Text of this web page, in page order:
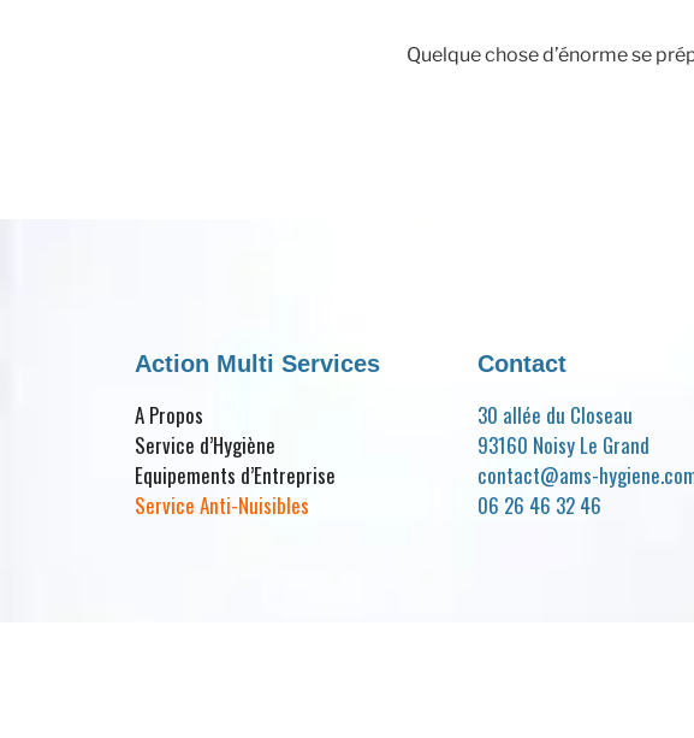
Quelque chose d’énorme se
Action Multi Services
A Propos
Service d’Hygiène
Equipements d’Entreprise
Service Anti-Nuisibles
Contact
30 allée du Closeau
93160 Noisy Le Grand
contact@ams-
06 26 46 32 46